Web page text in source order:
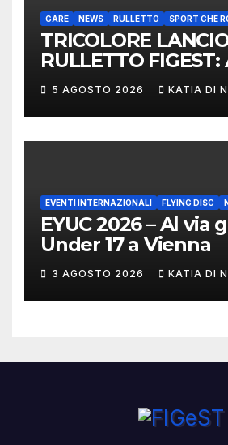
GARE NEWS RULLETTO SPORT CHE
TRICOLORE
RULLETTO FIGEST:
DI CASTELLO
MARCHIGIANI ED
5 AGOSTO 2026 KATIA DI
EVENTI INTERNAZIONALI FLYING DISC
EYUC 2026 – Al via
Under 17 a Vienna
3 AGOSTO 2026 KATIA DI